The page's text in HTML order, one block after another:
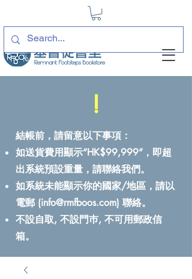
!
結帳前，請留意以下事項：
如送貨費用顯示“HK$99,999”，即超
出系統預設重量，請聯絡我們。
如系統未能顯示你的國家/地區，請以
電郵 (info@rmfboos.com) 聯絡。
不設自取, 不設門巿, 不可用郵政信
箱。